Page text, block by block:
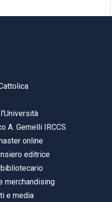
A. Gemelli IRCCS
online
editrice
merchandising
e media